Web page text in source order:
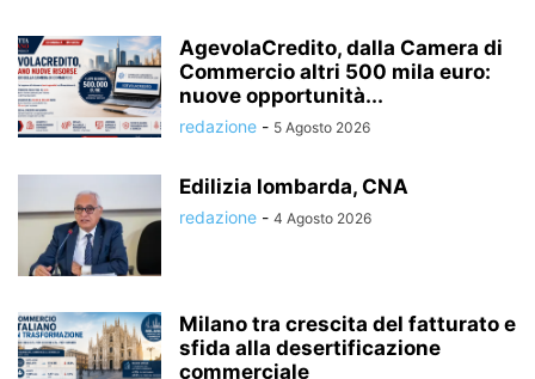
AgevolaCredito, dalla Camera di
Commercio altri 500 mila euro:
nuove opportunità...
redazione - 5 Agosto 2026
Edilizia lombarda, CNA
redazione - 4 Agosto 2026
Milano tra crescita del fatturato e
sfida alla desertificazione
commerciale